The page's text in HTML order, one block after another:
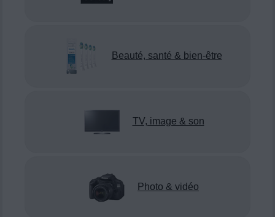
Beauté, santé & bien-être
TV, image & son
Photo & vidéo